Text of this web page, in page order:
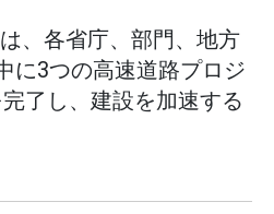
、各省庁、部門、地方
に3つの高速道路プロジ
了し、建設を加速する